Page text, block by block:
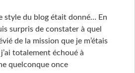
style du blog était donné… En
surpris de constater à quel
de la mission que je m’étais
totalement échoué à
quelconque once